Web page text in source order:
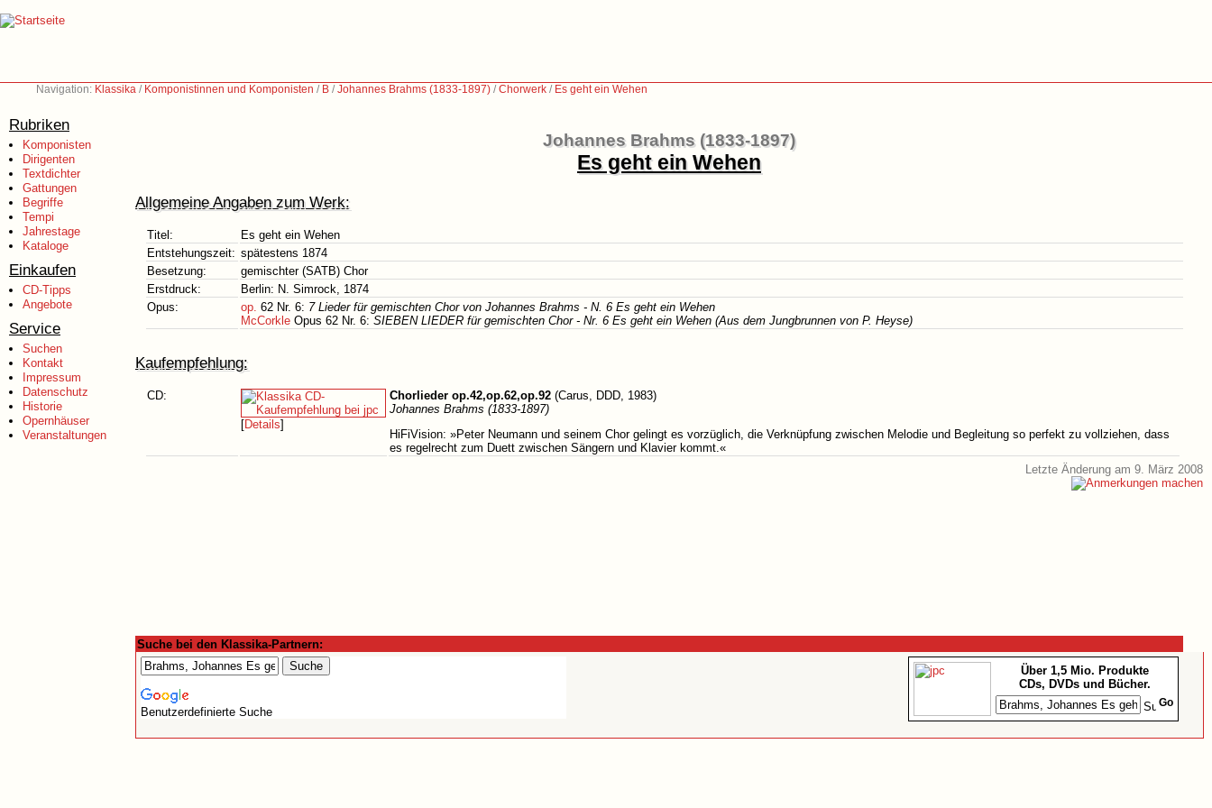
Navigation: Klassika / Komponistinnen und Komponisten / B /Johannes Brahms (1833-1897) /Chorwerk / Es geht ein Wehen
Rubriken
Komponisten
Dirigenten
Textdichter
Gattungen
Begriffe
Tempi
Jahrestage
Kataloge
Einkaufen
CD-Tipps
Angebote
Service
Suchen
Kontakt
Impressum
Datenschutz
Historie
Opernhäuser
Veranstaltungen
Johannes Brahms (1833-1897)
Es geht ein Wehen
Allgemeine Angaben zum Werk:
Titel:
Es geht ein Wehen
Entstehungszeit: spätestens 1874
Besetzung:
gemischter (SATB) Chor
Erstdruck:
Berlin: N. Simrock, 1874
Opus:
op. 62 Nr. 6: 7 Lieder für gemischten Chor von Johannes Brahms - N. 6 Es geht ein Wehen
McCorkle Opus 62 Nr. 6: SIEBEN LIEDER für gemischten Chor - Nr. 6 Es geht ein Wehen (Aus dem Jungbrunnen von P. Heyse)
Kaufempfehlung:
CD:
[Details]
Chorlieder op.42,op.62,op.92 (Carus, DDD, 1983)
Johannes Brahms (1833-1897)
HiFiVision: »Peter Neumann und seinem Chor gelingt es vorzüglich, die Verknüpfung zwischen Melodie und Begleitung so perfekt zu vollziehen, dass
es regelrecht zum Duett zwischen Sängern und Klavier kommt.«
Letzte Änderung am 9. März 2008
Suche bei den Klassika-Partnern:
Benutzerdefinierte Suche
Über 1,5 Mio. Produkte
CDs, DVDs und Bücher.
Go